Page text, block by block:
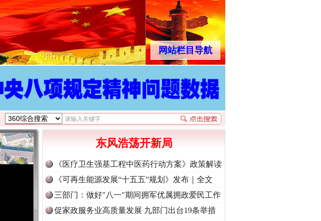
网站栏目导航
东风浩荡开新局
《医疗卫生强基工程中医药行动方案》政策解读
《可再生能源发展“十五五”规划》发布｜全文
三部门：做好"八一"期间拥军优属拥政爱民工作
促家政服务业高质量发展 九部门出台19条举措